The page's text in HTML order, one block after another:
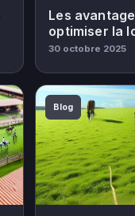
Les
optimiser la
30 octobre 2025
Blog